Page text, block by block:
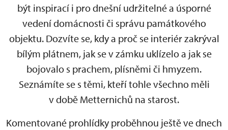
být inspirací i pro dnešní udržitelné a úsporné
vedení domácnosti či správu památkového
objektu. Dozvíte se, kdy a proč se interiér zakrýval
bílým plátnem, jak se v zámku uklízelo a jak se
bojovalo s prachem, plísněmi či hmyzem.
Seznámíte se s těmi, kteří tohle všechno měli
v době Metternichů na starost.
Komentované prohlídky proběhnou ještě ve dnech